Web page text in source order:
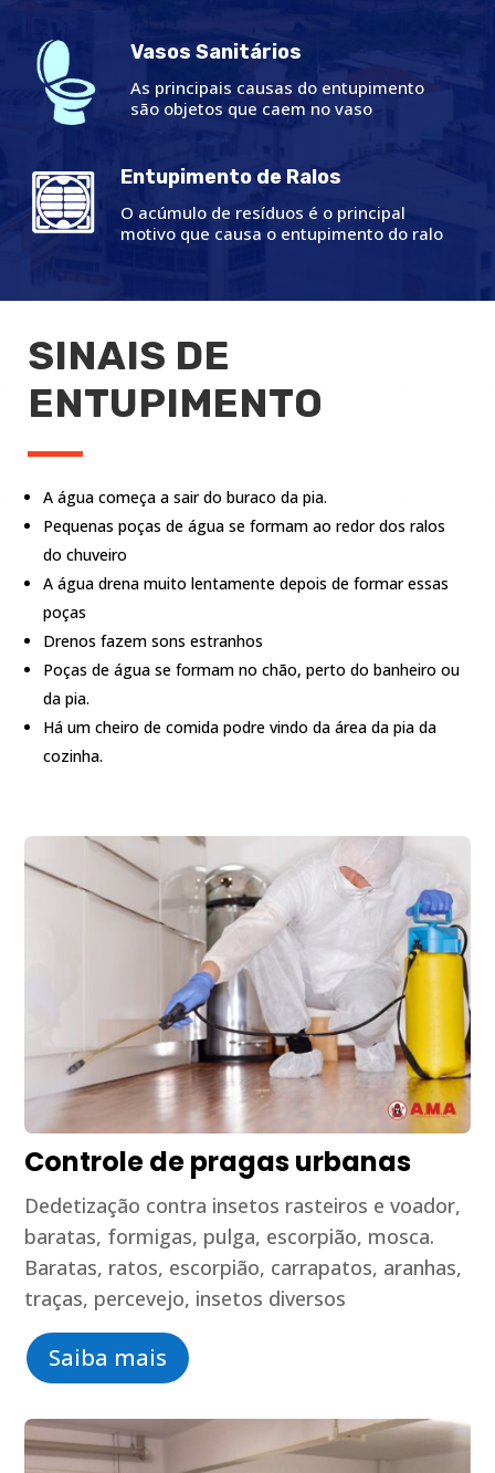
Vasos Sanitários
As principais causas do entupimento
são objetos que caem no vaso
Entupimento de Ralos
O acúmulo de resíduos é o principal
motivo que causa o entupimento do ralo
SINAIS DE
ENTUPIMENTO
A água começa a sair do buraco da pia.
Pequenas poças de água se formam ao redor dos ralos
do chuveiro
A água drena muito lentamente depois de formar essas
poças
Drenos fazem sons estranhos
Poças de água se formam no chão, perto do banheiro ou
da pia.
Há um cheiro de comida podre vindo da área da pia da
cozinha.
Controle de pragas urbanas
Dedetização contra insetos rasteiros e voador,
baratas, formigas, pulga, escorpião, mosca.
Baratas, ratos, escorpião, carrapatos, aranhas,
traças, percevejo, insetos diversos
Saiba mais